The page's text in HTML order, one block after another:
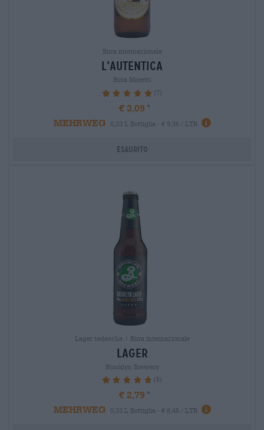
Birra internazionale
l’autentica
Birra Moretti
100% (7)
€ 3,09
MEHRWEG
0,33 L Bottiglia - € 9,36 / LTR
Esaurito
Lager tedesche | Birra internazionale
lager
Brooklyn Brewery
96% (5)
€ 2,79
MEHRWEG
0,33 L Bottiglia - € 8,45 / LTR